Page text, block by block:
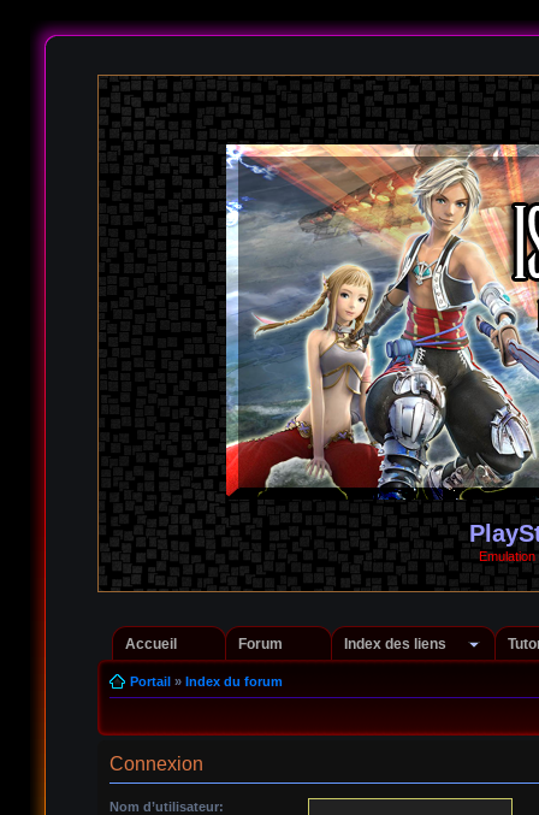
Accueil Forum Index des liens
Portail» Index du forum
Connexion
Nom d’utilisateur: